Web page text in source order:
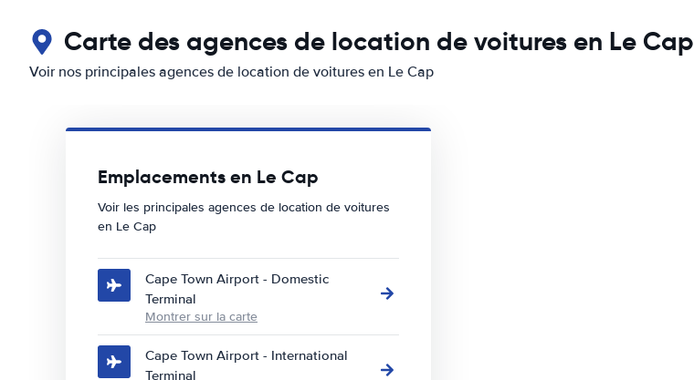
Carte des agences de location de voitures en Le Cap
Voir nos principales agences de location de voitures en Le Cap
Emplacements en Le Cap
Voir les principales agences de location de voitures
en Le Cap
Cape Town Airport - Domestic
Terminal
Montrer sur la carte
Cape Town Airport - International
Terminal